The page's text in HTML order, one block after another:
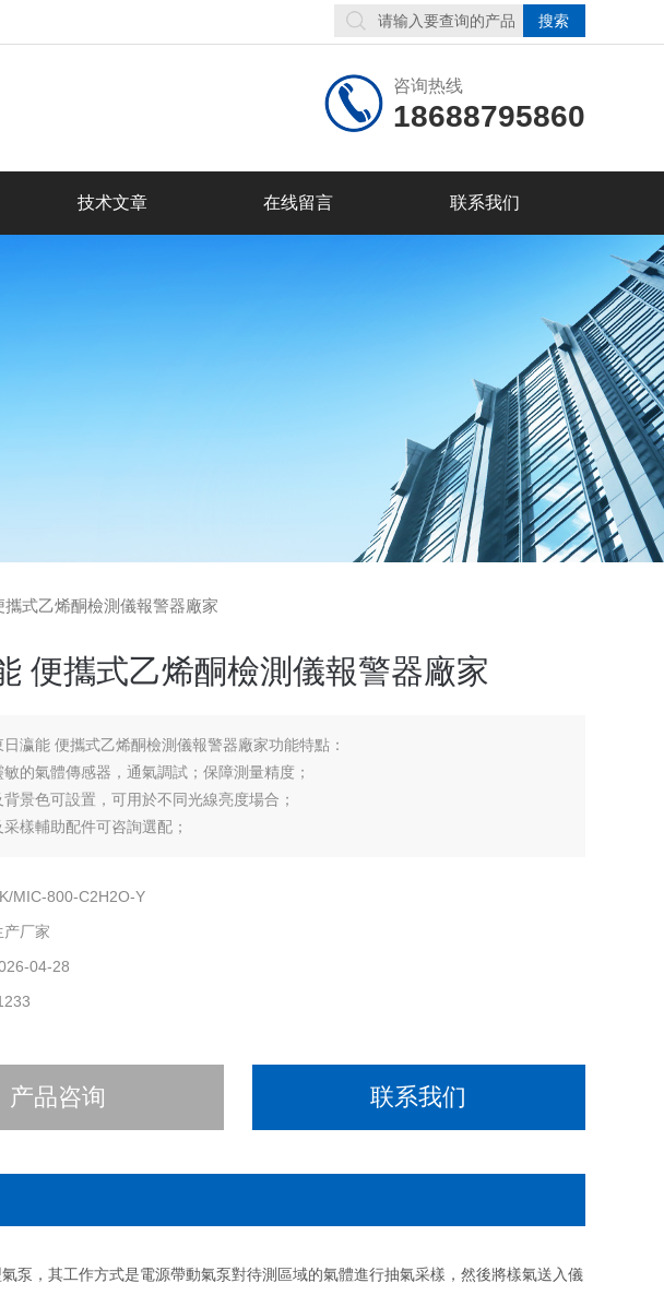
咨询热线
18688795860
技术文章 在线留言 联系我们
式乙烯酮檢測儀報警器廠家
便攜式乙烯酮檢測儀報警器廠家
日瀛能 便攜式乙烯酮檢測儀報警器廠家功能特點：
的氣體傳感器，通氣調試；保障測量精度；
景色可設置，可用於不同光線亮度場合；
樣輔助配件可咨詢選配；
MIC-800-C2H2O-Y
产厂家
04-28
产品咨询 联系我们
泵，其工作方式是電源帶動氣泵對待測區域的氣體進行抽氣采樣，然後將樣氣送入儀